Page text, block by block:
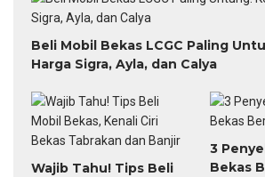
Beli Mobil Bekas LCGC Paling
Harga Sigra, Ayla, dan Calya
Wajib Tahu! Tips Beli
3
Bekas